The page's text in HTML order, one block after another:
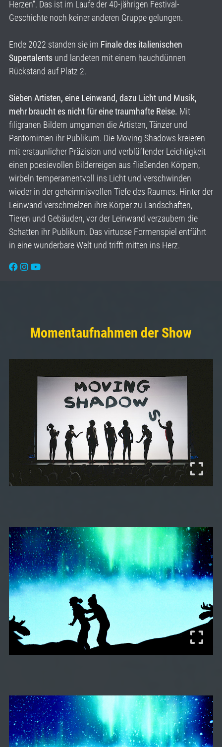
Herzen“. Das ist im Laufe der 40-jährigen Festival-
Geschichte noch keiner anderen Gruppe gelungen.
Ende 2022 standen sie im Finale des italienischen
Supertalents und landeten mit einem hauchdünnen
Rückstand auf Platz 2.
Sieben Artisten, eine Leinwand, dazu Licht und Musik,
mehr braucht es nicht für eine traumhafte Reise. Mit
filigranen Bildern umgarnen die Artisten, Tänzer und
Pantomimen ihr Publikum. Die Moving Shadows kreieren
mit erstaunlicher Präzision und verblüffender Leichtigkeit
einen poesievollen Bilderreigen aus fließenden Körpern,
wirbeln temperamentvoll ins Licht und verschwinden
wieder in der geheimnisvollen Tiefe des Raumes. Hinter der
Leinwand verschmelzen ihre Körper zu Landschaften,
Tieren und Gebäuden, vor der Leinwand verzaubern die
Schatten ihr Publikum. Das virtuose Formenspiel entführt
in eine wunderbare Welt und trifft mitten ins Herz.
Momentaufnahmen der Show